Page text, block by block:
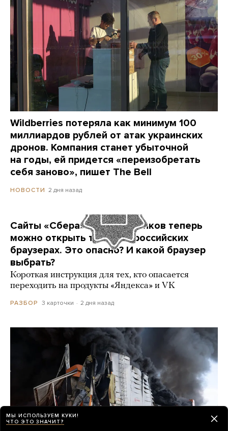
Wildberries потеряла как минимум 100
миллиардов рублей от атак украинских
дронов. Компания станет убыточной
на годы, ей придется «переизобретать
себя заново», пишет The Bell
НОВОСТИ 2 дня назад
Сайты «Сбера» и других банков теперь
можно открыть только в российских
браузерах. Это опасно? И какой браузер
выбрать?
Короткая инструкция для тех, кто опасается
переходить на продукты «Яндекса» и VK
РАЗБОР 3 карточки 2 дня назад
МЫ ИСПОЛЬЗУЕМ КУКИ!
ЧТО ЭТО ЗНАЧИТ?